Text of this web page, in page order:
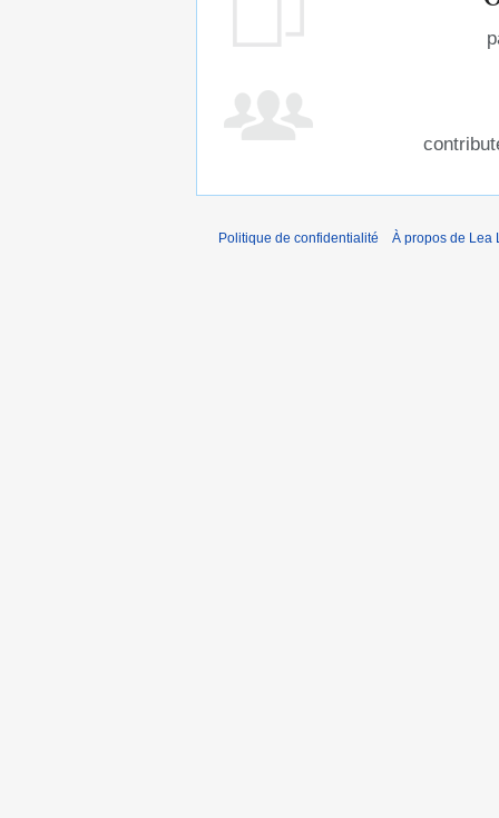
Politique de confidentialité À propos de Lea